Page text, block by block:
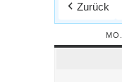
Zurück
MO.